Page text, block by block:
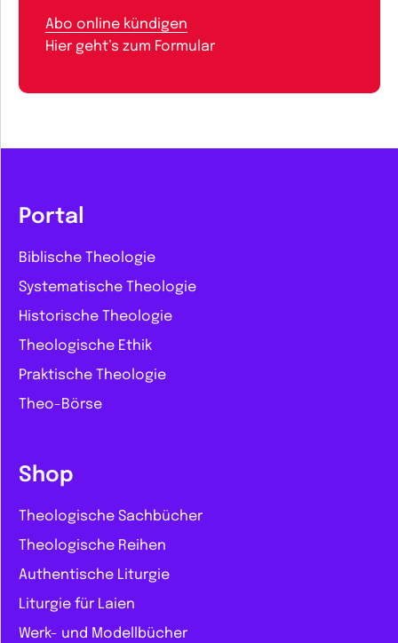
Abo online kündigen
Hier geht’s zum Formular
Portal
Biblische Theologie
Systematische Theologie
Historische Theologie
Theologische Ethik
Praktische Theologie
Theo-Börse
Shop
Theologische Sachbücher
Theologische Reihen
Authentische Liturgie
Liturgie für Laien
Werk- und Modellbücher